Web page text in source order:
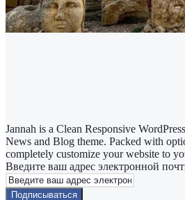
Jannah is a Clean Responsive
News and Blog theme. Packed with
completely customize your website to
Введите ваш адрес электронной